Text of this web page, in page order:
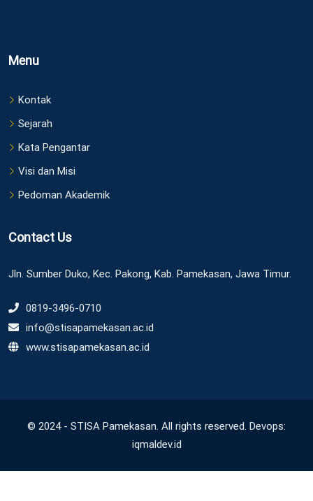
Menu
Kontak
Sejarah
Kata Pengantar
Visi dan Misi
Pedoman Akademik
Contact Us
Jln. Sumber Duko, Kec. Pakong, Kab. Pamekasan, Jawa Timur.
0819-3496-0710
info@stisapamekasan.ac.id
www.stisapamekasan.ac.id
© 2024 - STISA Pamekasan. All rights reserved. Devops:
iqmaldev.id